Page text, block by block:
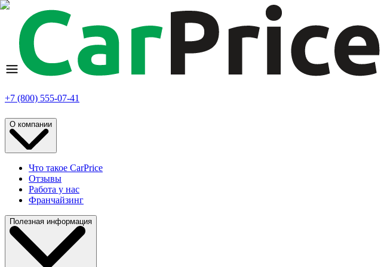
+7 (800) 555-07-41
О компании
Что такое CarPrice
Отзывы
Работа у нас
Франчайзинг
Полезная информация